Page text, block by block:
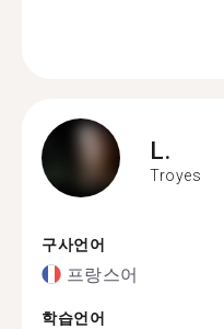
L.
Troyes
구사언어
프랑스어
학습언어